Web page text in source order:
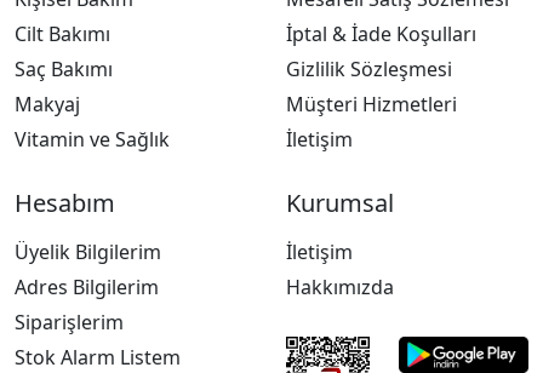
Cilt Bakımı
Saç Bakımı
Makyaj
Vitamin ve Sağlık
İptal & İade Koşulları
Gizlilik Sözleşmesi
Müşteri Hizmetleri
İletişim
Hesabım
Üyelik Bilgilerim
Adres Bilgilerim
Siparişlerim
Stok Alarm Listem
Kurumsal
İletişim
Hakkımızda